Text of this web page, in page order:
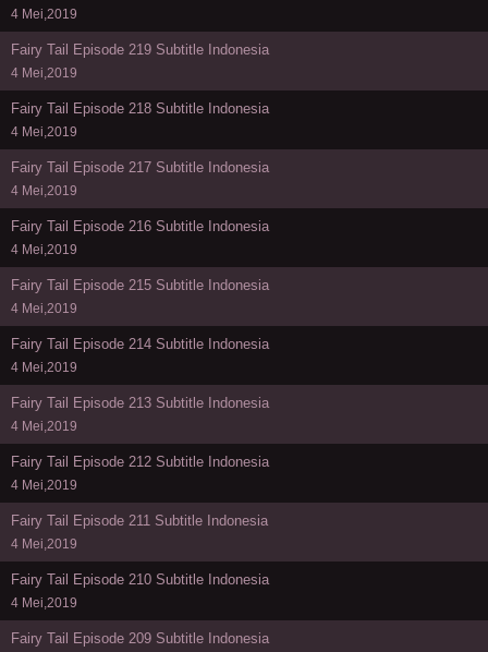
4 Mei,2019
Fairy Tail Episode 219 Subtitle Indonesia
4 Mei,2019
Fairy Tail Episode 218 Subtitle Indonesia
4 Mei,2019
Fairy Tail Episode 217 Subtitle Indonesia
4 Mei,2019
Fairy Tail Episode 216 Subtitle Indonesia
4 Mei,2019
Fairy Tail Episode 215 Subtitle Indonesia
4 Mei,2019
Fairy Tail Episode 214 Subtitle Indonesia
4 Mei,2019
Fairy Tail Episode 213 Subtitle Indonesia
4 Mei,2019
Fairy Tail Episode 212 Subtitle Indonesia
4 Mei,2019
Fairy Tail Episode 211 Subtitle Indonesia
4 Mei,2019
Fairy Tail Episode 210 Subtitle Indonesia
4 Mei,2019
Fairy Tail Episode 209 Subtitle Indonesia